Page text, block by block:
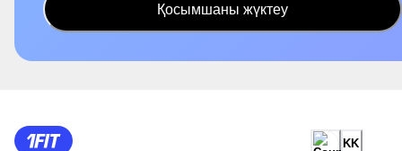
Қосымшаны жүктеу
KK